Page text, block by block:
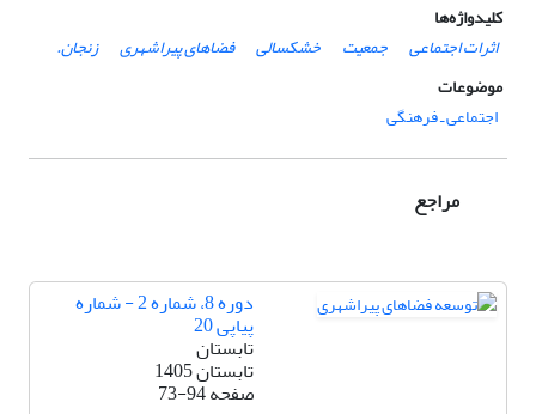
کلیدواژه‌ها
اثرات اجتماعی
جمعیت خشکسالی فضاهای پیراشهری
زنجان.
موضوعات
اجتماعی ـ فرهنگی
مراجع
دوره 8، شماره 2 - شماره
پیاپی 20
تابستان
تابستان 1405
صفحه73-94